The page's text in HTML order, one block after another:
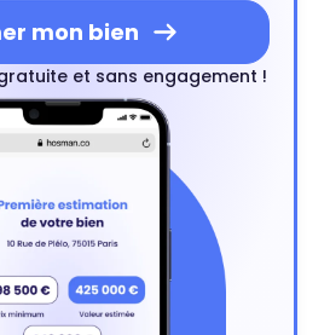
mon bien
et sans engagement !